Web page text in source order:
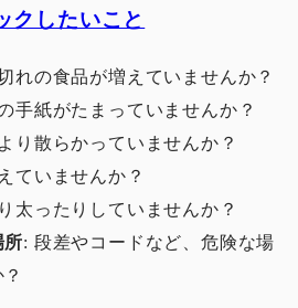
クしたいこと
れの食品が増えていませんか？
手紙がたまっていませんか？
り散らかっていませんか？
ていませんか？
太ったりしていませんか？
所: 段差やコードなど、危険な場